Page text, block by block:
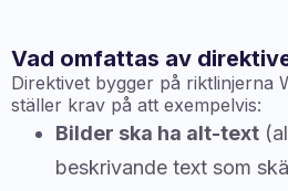
Vad omfattas av
Direktivet bygger på riktlinjerna
ställer krav på att exempelvis:
Bilder ska ha alt-text
beskrivande text som